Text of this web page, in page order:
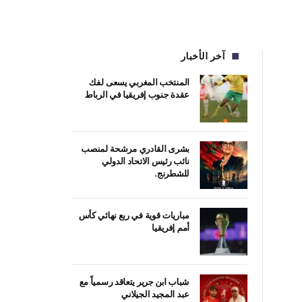
آخر الأخبار
المنتخب المغربي يسعى لفك
عقدة جنوب إفريقيا في الرباط
بشرى القادري مرشحة لمنصب
نائب رئيس الاتحاد الدولي
للشطرنج.
مباريات قوية في ربع نهائي كأس
أمم إفريقيا
شباب ابن جرير يتعاقد رسمياً مع
عبد المجيد الجيلاني